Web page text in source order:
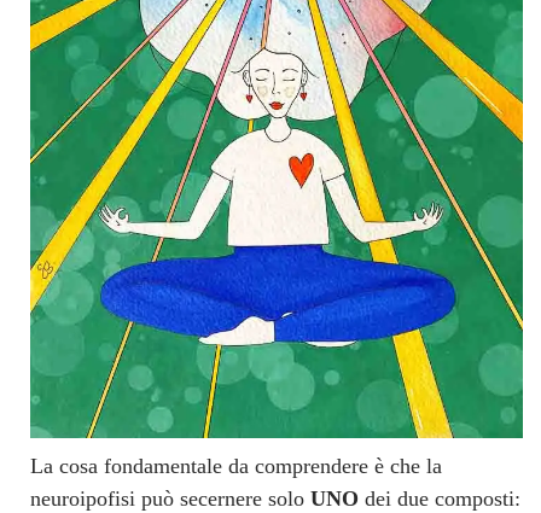
La cosa fondamentale da comprendere è che la
neuroipofisi può secernere solo UNO dei due composti: